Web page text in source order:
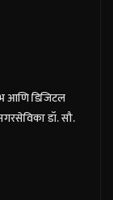
आणि डिजिटल
डॉ. सौ.